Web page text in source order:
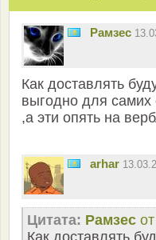
Рамзес
Как доставлять
выгодно для самих
,а эти опять на
arhar
Цитата: Рамзес от